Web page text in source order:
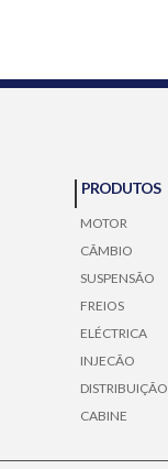
PRODUTOS
MOTOR
CÃMBIO
SUSPENSÃO
FREIOS
ELÉCTRICA
INJECÃO
DISTRIBUIÇÃO
CABINE